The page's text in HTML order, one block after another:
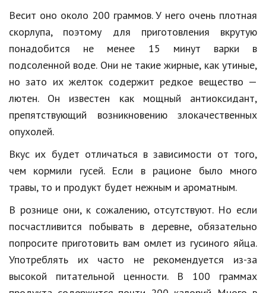
Весит оно около 200 граммов. У него очень плотная
скорлупа, поэтому для приготовления вкрутую
понадобится не менее 15 минут варки в
подсоленной воде. Они не такие жирные, как утиные,
но зато их желток содержит редкое вещество —
лютен. Он известен как мощный антиоксидант,
препятствующий возникновению злокачественных
опухолей.
Вкус их будет отличаться в зависимости от того,
чем кормили гусей. Если в рационе было много
травы, то и продукт будет нежным и ароматным.
В рознице они, к сожалению, отсутствуют. Но если
посчастливится побывать в деревне, обязательно
попросите приготовить вам омлет из гусиного яйца.
Употреблять их часто не рекомендуется из-за
высокой питательной ценности. В 100 граммах